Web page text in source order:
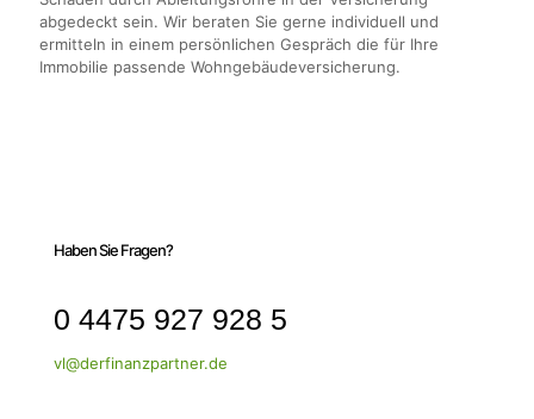
abgedeckt sein. Wir beraten Sie gerne individuell und
ermitteln in einem persönlichen Gespräch die für Ihre
Immobilie passende Wohngebäudeversicherung.
Haben Sie Fragen?
0 4475 927 928 5
vl@derfinanzpartner.de